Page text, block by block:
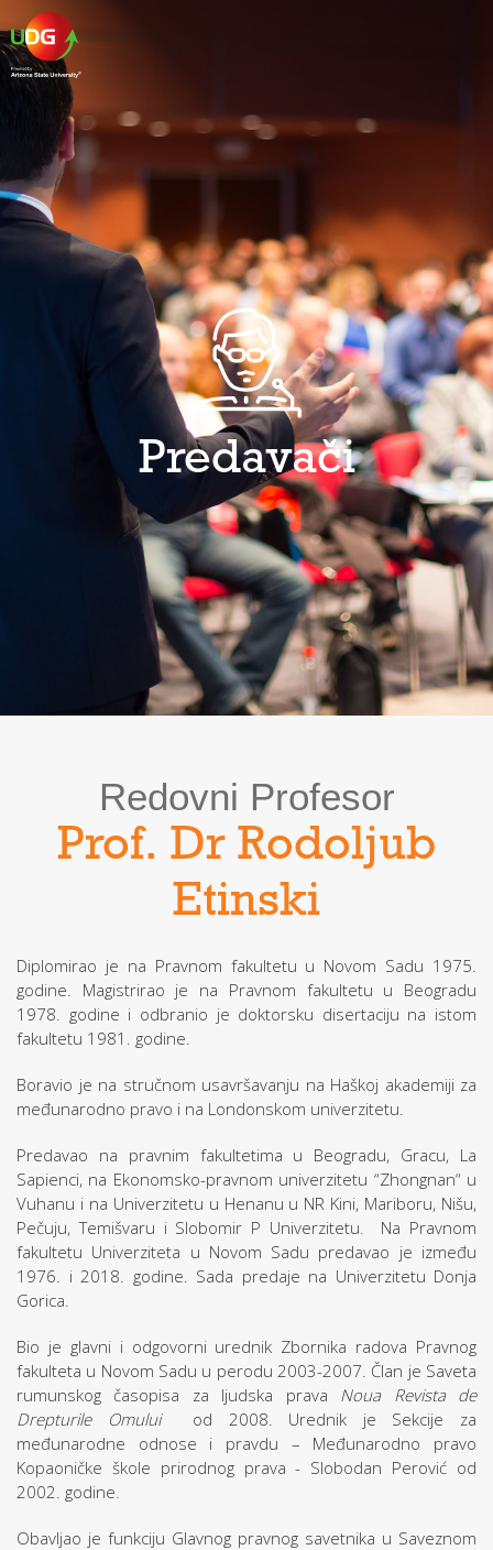
Predavači
Redovni Profesor
Prof. Dr Rodoljub
Etinski
Diplomirao je na Pravnom fakultetu u Novom Sadu 1975.
godine. Magistrirao je na Pravnom fakultetu u Beogradu
1978. godine i odbranio je doktorsku disertaciju na istom
fakultetu 1981. godine.
Boravio je na stručnom usavršavanju na Haškoj akademiji za
međunarodno pravo i na Londonskom univerzitetu.
Predavao na pravnim fakultetima u Beogradu, Gracu, La
Sapienci, na Ekonomsko-pravnom univerzitetu “Zhongnan“ u
Vuhanu i na Univerzitetu u Henanu u NR Kini, Mariboru, Nišu,
Pečuju, Temišvaru i Slobomir P Univerzitetu. Na Pravnom
fakultetu Univerziteta u Novom Sadu predavao je između
1976. i 2018. godine. Sada predaje na Univerzitetu Donja
Gorica.
Bio je glavni i odgovorni urednik Zbornika radova Pravnog
fakulteta u Novom Sadu u perodu 2003-2007. Član je Saveta
rumunskog časopisa za ljudska prava Noua Revista de
Drepturile Omuluiod 2008. Urednik je Sekcije za
međunarodne odnose i pravdu – Međunarodno pravo
Kopaoničke škole prirodnog prava - Slobodan Perović od
2002. godine.
Obavljao je funkciju Glavnog pravnog savetnika u Saveznom